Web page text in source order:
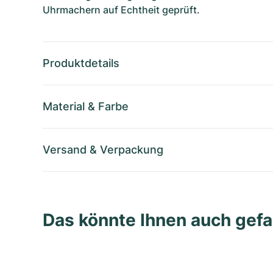
Uhrmachern auf Echtheit geprüft.
Produktdetails
Material & Farbe
Versand & Verpackung
Das könnte Ihnen auch